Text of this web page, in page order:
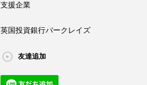
支援企業
英国投資銀行バークレイズ
友達追加